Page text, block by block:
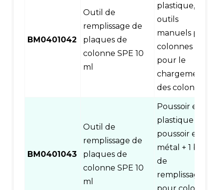
BM0401042
Outil de
remplissage de
plaques de
colonne SPE 10
ml
plastique,
outils
manuels pour
colonnes SPE
pour le
chargement
des colonnes
BM0401043
Outil de
remplissage de
plaques de
colonne SPE 10
ml
Poussoir en
plastique +
poussoir en
métal + 1 base
de
remplissage
pour colonne